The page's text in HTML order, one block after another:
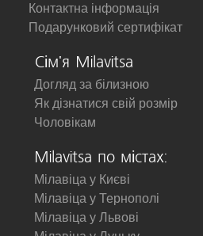
Контактна інформація
Подарунковий сертифікат
Сім'я Milavitsa
Догляд за білизною
Як дізнатися свій розмір
Чоловікам
Milavitsa по містах:
Мілавіца у Києві
Мілавіца у Тернополі
Мілавіца у Львові